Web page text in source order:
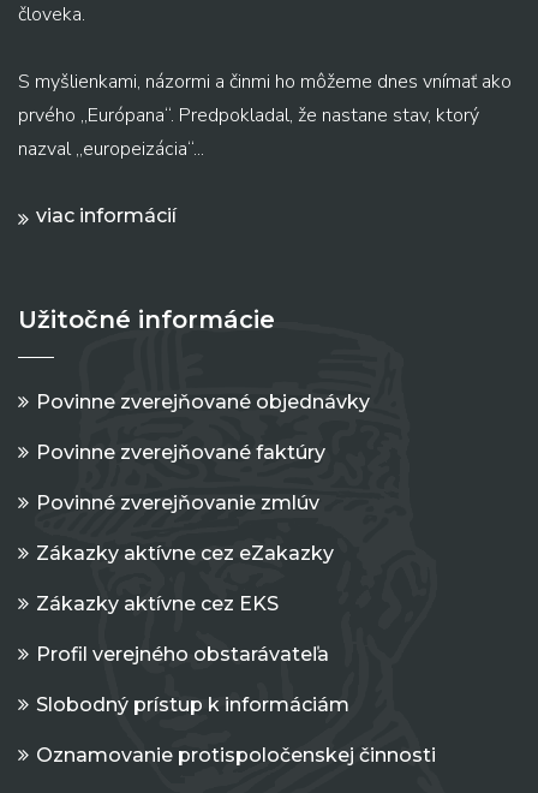
človeka.
S myšlienkami, názormi a činmi ho môžeme dnes vnímať ako
prvého „Európana“. Predpokladal, že nastane stav, ktorý
nazval „europeizácia“...
viac informácií
Užitočné informácie
Povinne zverejňované objednávky
Povinne zverejňované faktúry
Povinné zverejňovanie zmlúv
Zákazky aktívne cez eZakazky
Zákazky aktívne cez EKS
Profil verejného obstarávateľa
Slobodný prístup k informáciám
Oznamovanie protispoločenskej činnosti